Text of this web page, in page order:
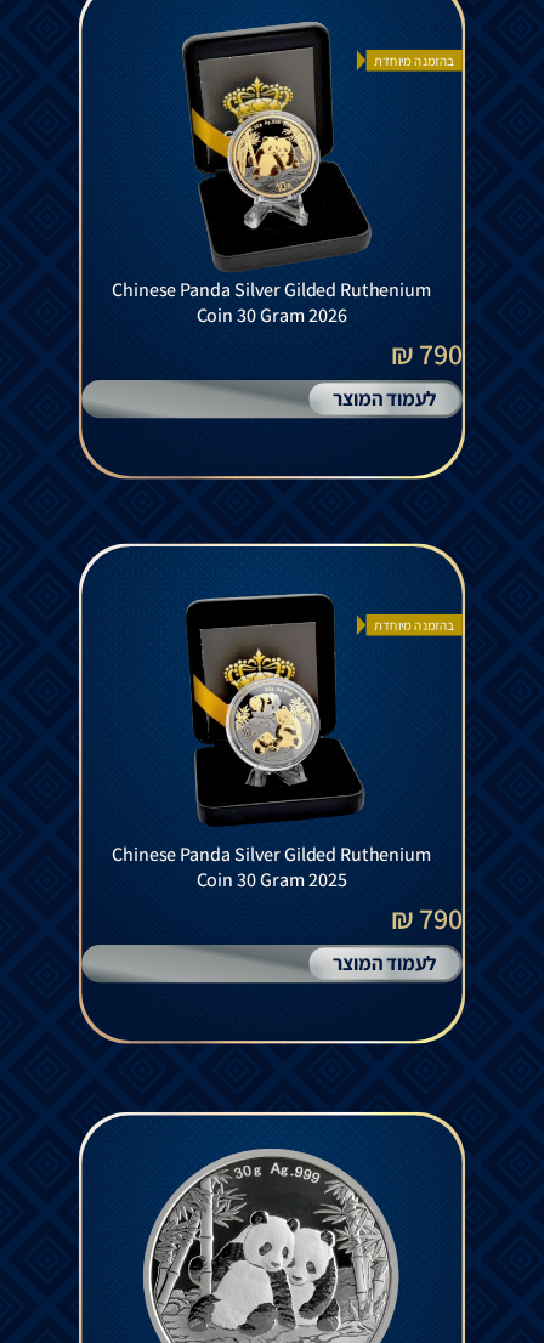
בהזמנה מיוחדת
Chinese Panda Silver Gilded Ruthenium
Coin 30 Gram 2026
790 ₪
לעמוד המוצר
בהזמנה מיוחדת
Chinese Panda Silver Gilded Ruthenium
Coin 30 Gram 2025
790 ₪
לעמוד המוצר